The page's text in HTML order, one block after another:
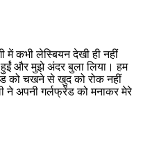
कभी लेस्बियन देखी ही नहीं
हुईं और मुझे अंदर बुला लिया। हम
को चखने से खुद को रोक नहीं
अपनी गर्लफ्रेंड को मनाकर मेरे